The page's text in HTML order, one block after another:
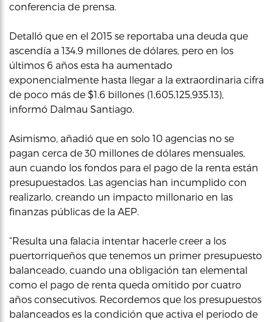
conferencia de prensa.
Detalló que en el 2015 se reportaba una deuda que
ascendía a 134.9 millones de dólares, pero en los
últimos 6 años esta ha aumentado
exponencialmente hasta llegar a la extraordinaria cifra
de poco más de $1.6 billones (1,605,125,935.13),
informó Dalmau Santiago.
Asimismo, añadió que en solo 10 agencias no se
pagan cerca de 30 millones de dólares mensuales,
aun cuando los fondos para el pago de la renta están
presupuestados. Las agencias han incumplido con
realizarlo, creando un impacto millonario en las
finanzas públicas de la AEP.
“Resulta una falacia intentar hacerle creer a los
puertorriqueños que tenemos un primer presupuesto
balanceado, cuando una obligación tan elemental
como el pago de renta queda omitido por cuatro
años consecutivos. Recordemos que los presupuestos
balanceados es la condición que activa el periodo de